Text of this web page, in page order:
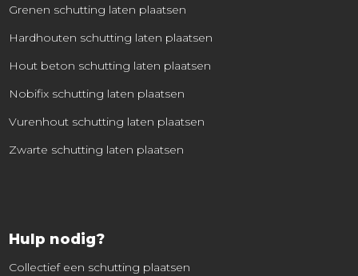
Grenen schutting laten plaatsen
Hardhouten schutting laten plaatsen
Hout beton schutting laten plaatsen
Nobifix schutting laten plaatsen
Vurenhout schutting laten plaatsen
Zwarte schutting laten plaatsen
Hulp nodig?
Collectief een schutting plaatsen